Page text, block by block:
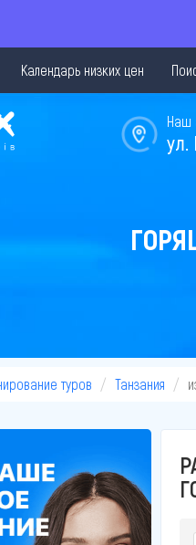
Календарь низких цен
Наш
ул.
туров Танзания